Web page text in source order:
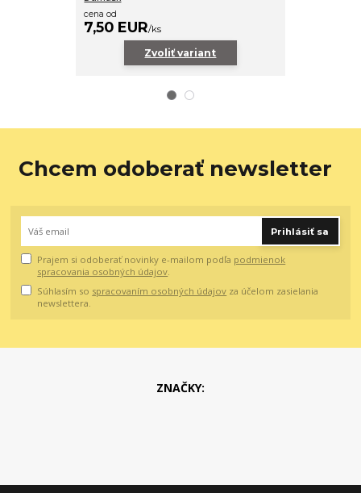
cena od
7,50 EUR/ks
Zvoliť variant
Chcem odoberať newsletter
Prihlásiť sa
Prajem si odoberať novinky e-mailom podľa podmienok
spracovania osobných údajov.
Súhlasím so spracovaním osobných údajov za účelom zasielania
newslettera.
ZNAČKY: